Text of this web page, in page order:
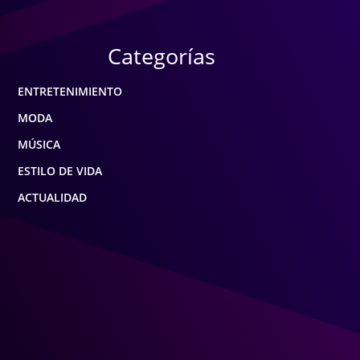
Categorías
ENTRETENIMIENTO
MODA
MÚSICA
ESTILO DE VIDA
ACTUALIDAD